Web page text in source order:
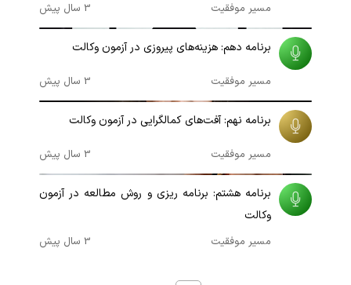
مسیر موفقیت 3 سال پیش 00:09:16
برنامه دهم: هزینه‌های پیروزی در آزمون وکالت
مسیر موفقیت 3 سال پیش 00:10:05
برنامه نهم: آفت‌های کمالگرایی در آزمون وکالت
مسیر موفقیت 3 سال پیش 00:16:35
برنامه هشتم: برنامه ریزی و روش مطالعه در آزمون
وکالت
مسیر موفقیت 3 سال پیش